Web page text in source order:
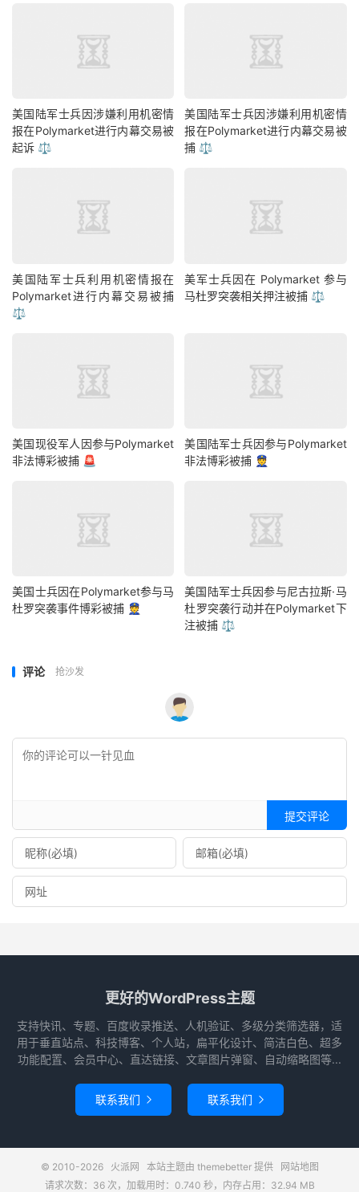
美国陆军士兵因涉嫌利用机密情
报在Polymarket进行内幕交易被
起诉 ⚖️
美国陆军士兵因涉嫌利用机密情
报在Polymarket进行内幕交易被
捕 ⚖️
美国陆军士兵利用机密情报在
Polymarket进行内幕交易被捕
⚖️
美军士兵因在 Polymarket 参与
马杜罗突袭相关押注被捕 ⚖️
美国现役军人因参与Polymarket
非法博彩被捕 🚨
美国陆军士兵因参与Polymarket
非法博彩被捕 👮
美国士兵因在Polymarket参与马
杜罗突袭事件博彩被捕 👮
美国陆军士兵因参与尼古拉斯·马
杜罗突袭行动并在Polymarket下
注被捕 ⚖️
评论 抢沙发
提交评论
更好的WordPress主题
支持快讯、专题、百度收录推送、人机验证、多级分类筛选器，适
用于垂直站点、科技博客、个人站，扁平化设计、简洁白色、超多
功能配置、会员中心、直达链接、文章图片弹窗、自动缩略图等...
联系我们  联系我们 
© 2010-2026 火派网 本站主题由 themebetter提供 网站地图
请求次数：36 次，加载用时：0.740 秒，内存占用：32.94 MB